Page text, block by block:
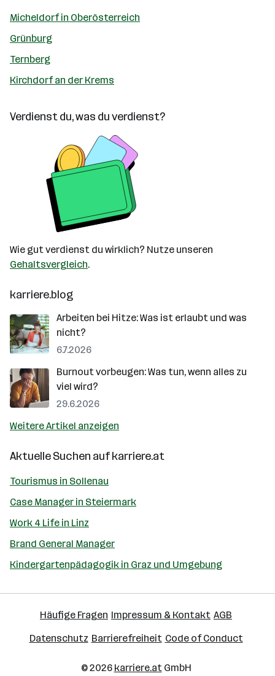
Micheldorf in Oberösterreich
Grünburg
Ternberg
Kirchdorf an der Krems
Verdienst du, was du verdienst?
Wie gut verdienst du wirklich? Nutze unseren
Gehaltsvergleich.
karriere.blog
Arbeiten bei Hitze: Was ist erlaubt und was
nicht?
6.7.2026
Burnout vorbeugen: Was tun, wenn alles zu
viel wird?
29.6.2026
Weitere Artikel anzeigen
Aktuelle Suchen aufkarriere.at
Tourismus in Sollenau
Case Manager in Steiermark
Work 4 Life in Linz
Brand General Manager
Kindergartenpädagogik in Graz und Umgebung
Häufige Fragen Impressum & Kontakt AGB
Datenschutz Barrierefreiheit Code of Conduct
© 2026 karriere.atGmbH